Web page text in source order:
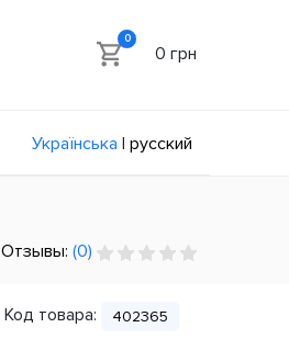
0
0 грн
Українська | русский
Отзывы: (0)
Код товара: 402365